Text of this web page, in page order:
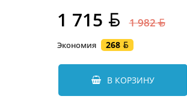
1 715 1 982
Экономия 268
В КОРЗИНУ